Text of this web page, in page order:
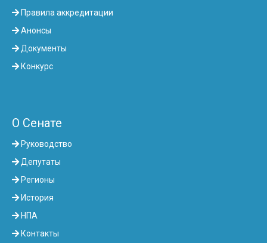
Правила аккредитации
Анонсы
Документы
Конкурс
О Сенате
Руководство
Депутаты
Регионы
История
НПА
Контакты